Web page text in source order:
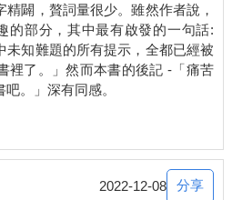
闢，贅詞量很少。雖然作者說，
的部分，其中最有啟發的一句話:
未知難題的所有提示，全都已經被
裡了。」然而本書的後記 -「痛苦
。」深有同感。
2022-12-08 分享